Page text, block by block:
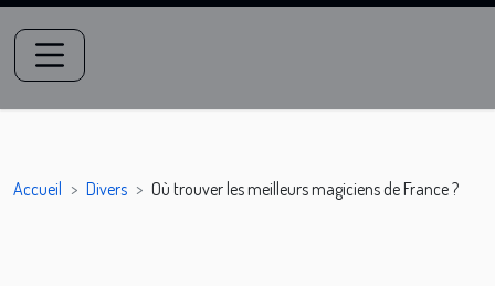
Accueil Divers Où trouver les meilleurs magiciens de France ?